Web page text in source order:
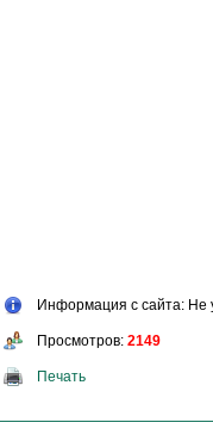
Информация с сайта: Не
Просмотров: 2149
Печать